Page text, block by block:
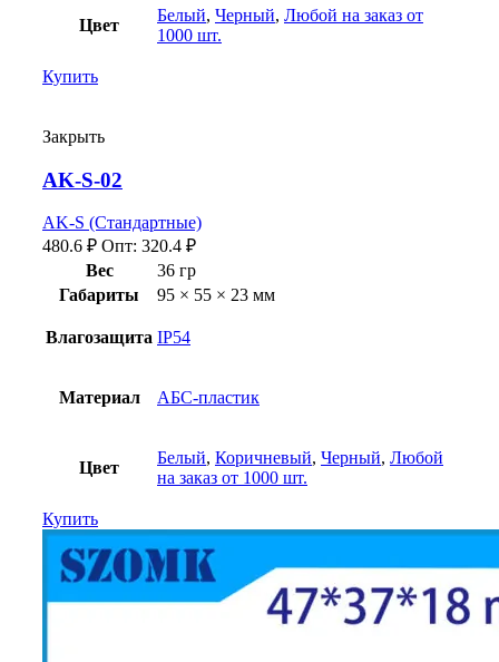
Цвет
Белый, Черный, Любой на заказ от
1000 шт.
Купить
Закрыть
AK-S-02
AK-S (Стандартные)
480.6 ₽ Опт: 320.4 ₽
Вес
36 гр
Габариты
95 × 55 × 23 мм
Влагозащита IP54
Материал АБС-пластик
Цвет
Белый, Коричневый, Черный, Любой
на заказ от 1000 шт.
Купить